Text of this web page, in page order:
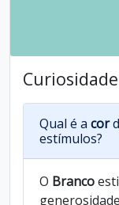
Qual é a cor
estímulos?
O Branco